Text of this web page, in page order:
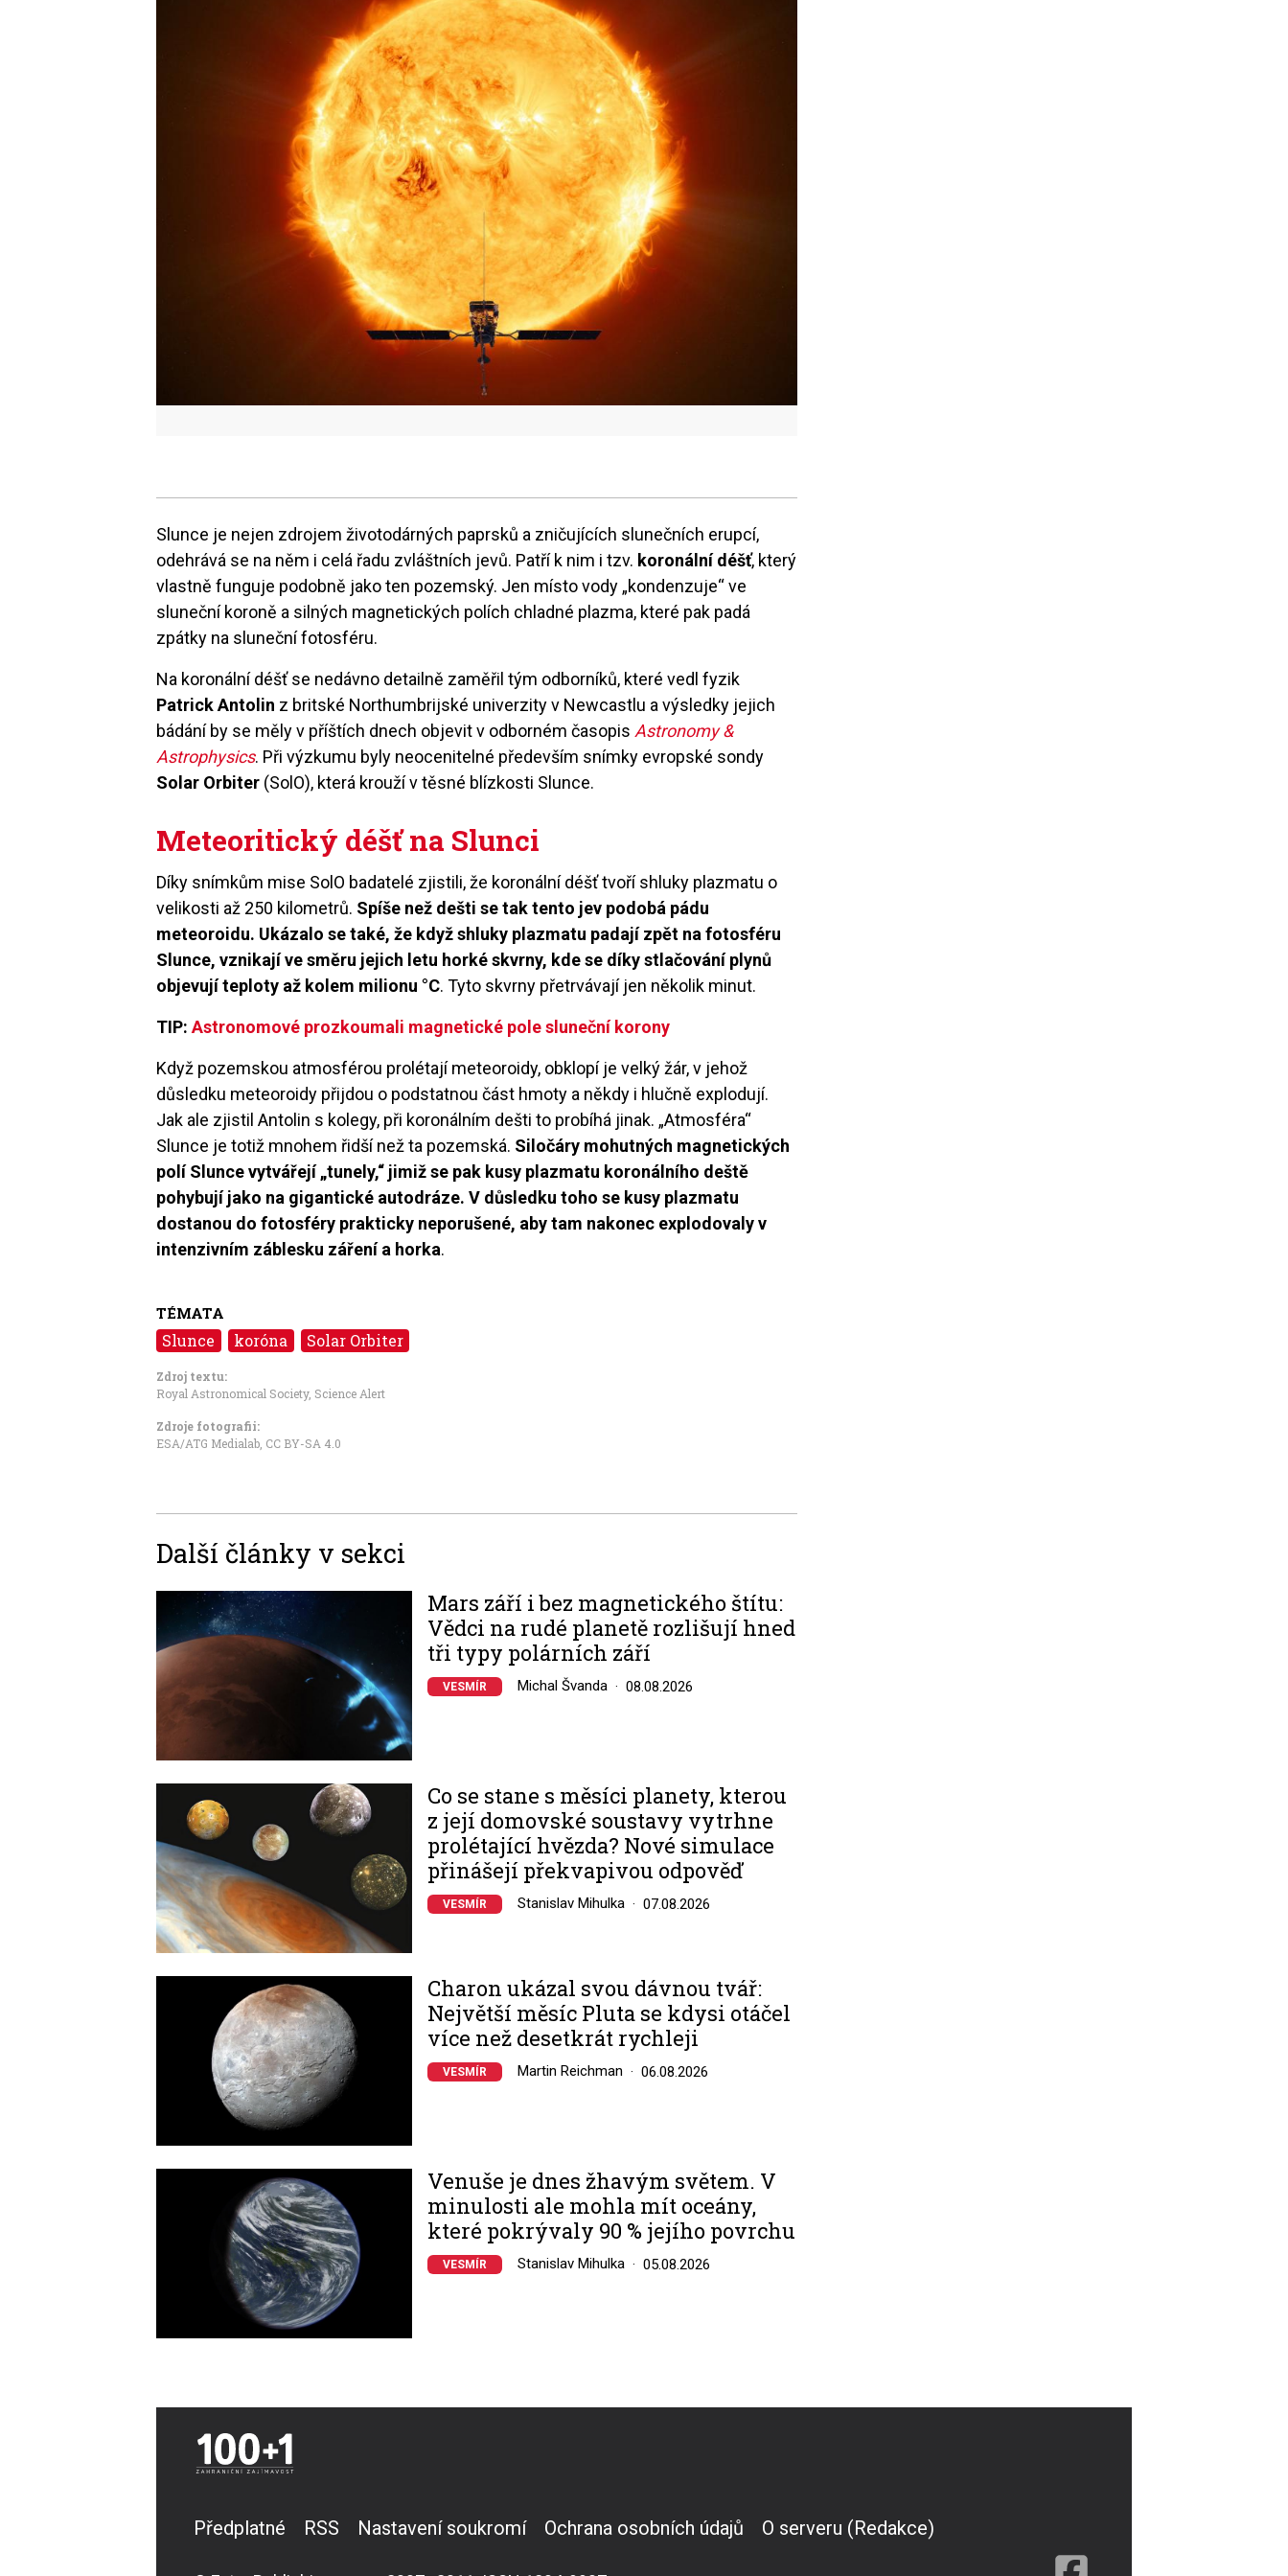
Slunce je nejen zdrojem životodárných paprsků a zničujících slunečních erupcí,
odehrává se na něm i celá řadu zvláštních jevů. Patří k nim i tzv. koronální déšť, který
vlastně funguje podobně jako ten pozemský. Jen místo vody „kondenzuje“ ve
sluneční koroně a silných magnetických polích chladné plazma, které pak padá
zpátky na sluneční fotosféru.
Na koronální déšť se nedávno detailně zaměřil tým odborníků, které vedl fyzik
Patrick Antolin z britské Northumbrijské univerzity v Newcastlu a výsledky jejich
bádání by se měly v příštích dnech objevit v odborném časopis Astronomy &
Astrophysics. Při výzkumu byly neocenitelné především snímky evropské sondy
Solar Orbiter (SolO), která krouží v těsné blízkosti Slunce.
Meteoritický déšť na Slunci
Díky snímkům mise SolO badatelé zjistili, že koronální déšť tvoří shluky plazmatu o
velikosti až 250 kilometrů. Spíše než dešti se tak tento jev podobá pádu
meteoroidu. Ukázalo se také, že když shluky plazmatu padají zpět na fotosféru
Slunce, vznikají ve směru jejich letu horké skvrny, kde se díky stlačování plynů
objevují teploty až kolem milionu °C. Tyto skvrny přetrvávají jen několik minut.
TIP:Astronomové prozkoumali magnetické pole sluneční korony
Když pozemskou atmosférou prolétají meteoroidy, obklopí je velký žár, v jehož
důsledku meteoroidy přijdou o podstatnou část hmoty a někdy i hlučně explodují.
Jak ale zjistil Antolin s kolegy, při koronálním dešti to probíhá jinak. „Atmosféra“
Slunce je totiž mnohem řidší než ta pozemská. Siločáry mohutných magnetických
polí Slunce vytvářejí „tunely,“ jimiž se pak kusy plazmatu koronálního deště
pohybují jako na gigantické autodráze. V důsledku toho se kusy plazmatu
dostanou do fotosféry prakticky neporušené, aby tam nakonec explodovaly v
intenzivním záblesku záření a horka.
TÉMATA
Slunce koróna Solar Orbiter
Zdroj textu:
Royal Astronomical Society, Science Alert
Zdroje fotografii:
ESA/ATG Medialab CC BY-SA 4.0
Další články v sekci
Image
Mars září i bez magnetického štítu:
Vědci na rudé planetě rozlišují hned
tři typy polárních září
VESMÍR Michal Švanda 08.08.2026
Co se stane s měsíci planety, kterou
z její domovské soustavy vytrhne
prolétající hvězda? Nové simulace
přinášejí překvapivou odpověď
VESMÍR Stanislav Mihulka 07.08.2026
Charon ukázal svou dávnou tvář:
Největší měsíc Pluta se kdysi otáčel
více než desetkrát rychleji
VESMÍR Martin Reichman 06.08.2026
Venuše je dnes žhavým světem. V
minulosti ale mohla mít oceány,
které pokrývaly 90 % jejího povrchu
VESMÍR Stanislav Mihulka 05.08.2026
Předplatné RSS Nastavení soukromí Ochrana osobních údajů O serveru (Redakce)